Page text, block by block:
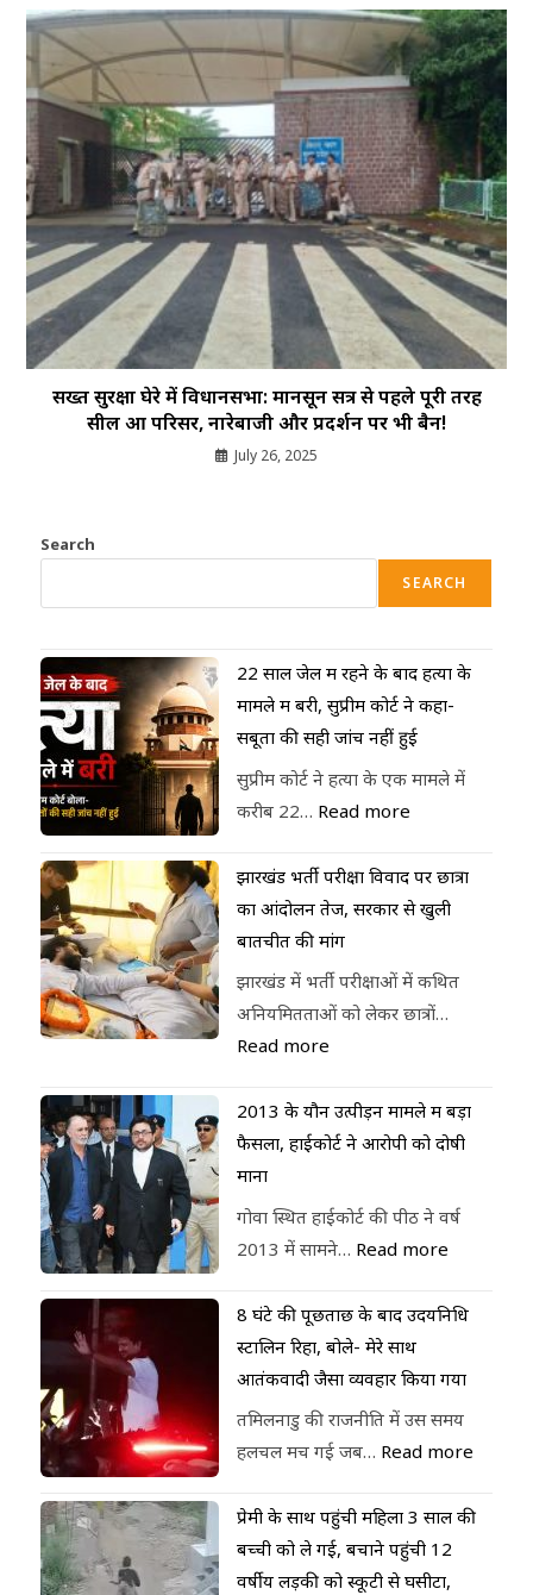
सख्त सुरक्षा घेरे में विधानसभा: मानसून सत्र से पहले पूरी तरह
सील हुआ परिसर, नारेबाजी और प्रदर्शन पर भी बैन!
July 26, 2025
Search
SEARCH
22 साल जेल में रहने के बाद हत्या के
मामले में बरी, सुप्रीम कोर्ट ने कहा-
सबूतों की सही जांच नहीं हुई
सुप्रीम कोर्ट ने हत्या के एक मामले में
करीब 22… Read more
झारखंड भर्ती परीक्षा विवाद पर छात्रों
का आंदोलन तेज, सरकार से खुली
बातचीत की मांग
झारखंड में भर्ती परीक्षाओं में कथित
अनियमितताओं को लेकर छात्रों…
Read more
2013 के यौन उत्पीड़न मामले में बड़ा
फैसला, हाईकोर्ट ने आरोपी को दोषी
माना
गोवा स्थित हाईकोर्ट की पीठ ने वर्ष
2013 में सामने… Read more
8 घंटे की पूछताछ के बाद उदयनिधि
स्टालिन रिहा, बोले- मेरे साथ
आतंकवादी जैसा व्यवहार किया गया
तमिलनाडु की राजनीति में उस समय
हलचल मच गई जब… Read more
प्रेमी के साथ पहुंची महिला 3 साल की
बच्ची को ले गई, बचाने पहुंची 12
वर्षीय लड़की को स्कूटी से घसीटा,